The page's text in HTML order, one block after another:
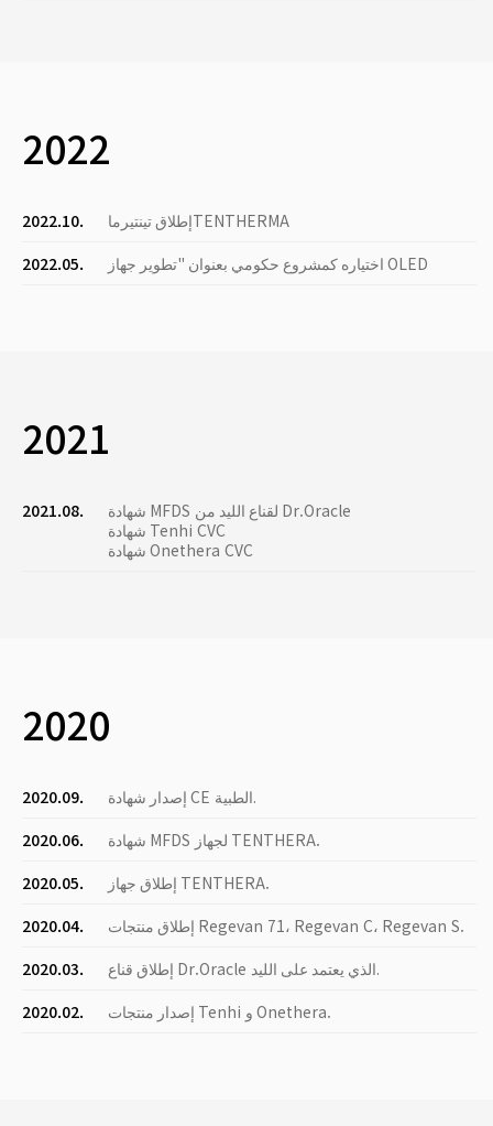
2022
2022.10.
إطلاق تينتيرماTENTHERMA
2022.05.
اختياره كمشروع حكومي بعنوان "تطوير جهاز OLED
2021
2021.08.
شهادة MFDS لقناع الليد من Dr.Oracle
شهادة Tenhi CVC
شهادة Onethera CVC
2020
2020.09.
إصدار شهادة CE الطبية.
2020.06.
شهادة MFDS لجهاز TENTHERA.
2020.05.
إطلاق جهاز TENTHERA.
2020.04.
إطلاق منتجات Regevan 71، Regevan C، Regevan S.
2020.03.
إطلاق قناع Dr.Oracle الذي يعتمد على الليد.
2020.02.
إصدار منتجات Tenhi و Onethera.